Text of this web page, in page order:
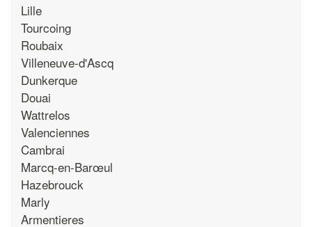
Lille
Tourcoing
Roubaix
Villeneuve-d'Ascq
Dunkerque
Douai
Wattrelos
Valenciennes
Cambrai
Marcq-en-Barœul
Hazebrouck
Marly
Armentieres